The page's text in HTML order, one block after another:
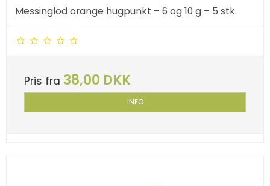
Messinglod orange hugpunkt – 6 og 10 g – 5 stk.
Pris fra 38,00 DKK
INFO